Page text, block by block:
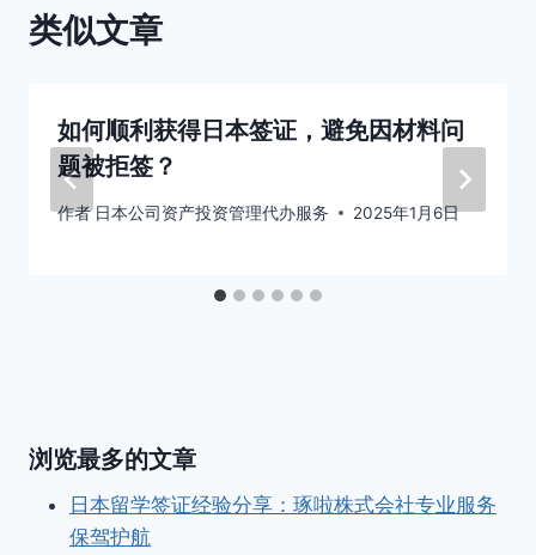
类似文章
如何顺利获得日本签证，避免因材料问
题被拒签？
作者 日本公司资产投资管理代办服务 2025年1月6日
浏览最多的文章
日本留学签证经验分享：琢啦株式会社专业服务
保驾护航